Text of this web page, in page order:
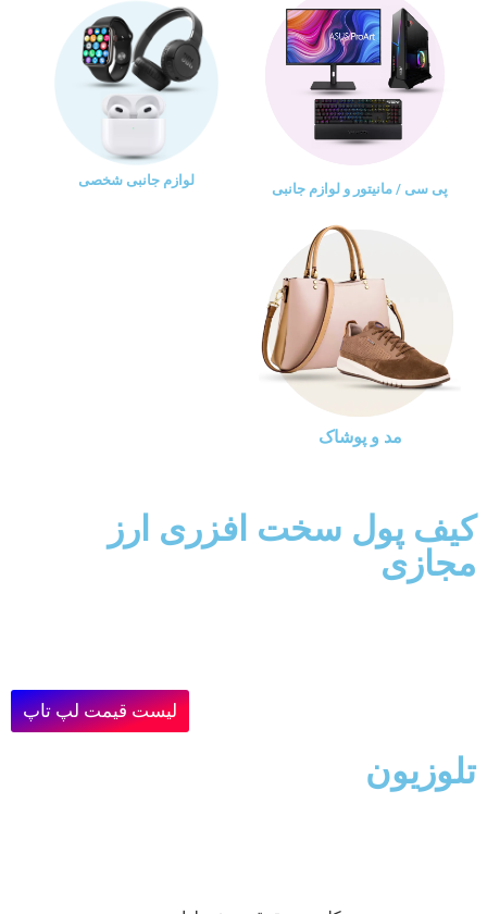
پی سی / مانیتور و لوازم جانبی
لوازم جانبی شخصی
مد و پوشاک
کیف پول سخت افزری ارز
مجازی
لیست قیمت لپ تاپ
تلوزیون